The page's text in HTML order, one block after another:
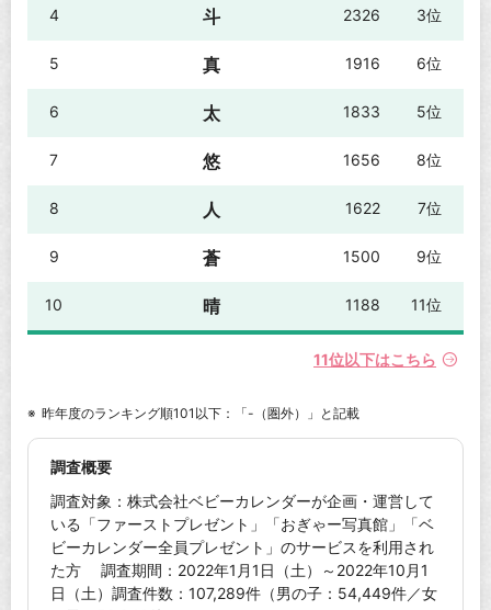
4 斗 2326 3位
5 真 1916 6位
6 太 1833 5位
7 悠 1656 8位
8 人 1622 7位
9 蒼 1500 9位
10 晴 1188 11位
11位以下はこちら
昨年度のランキング順101以下：「-（圏外）」と記載
調査概要
調査対象：株式会社ベビーカレンダーが企画・運営して
いる「ファーストプレゼント」「おぎゃー写真館」「ベ
ビーカレンダー全員プレゼント」のサービスを利用され
た方 調査期間：2022年1月1日（土）～2022年10月1
日（土）調査件数：107,289件（男の子：54,449件／女